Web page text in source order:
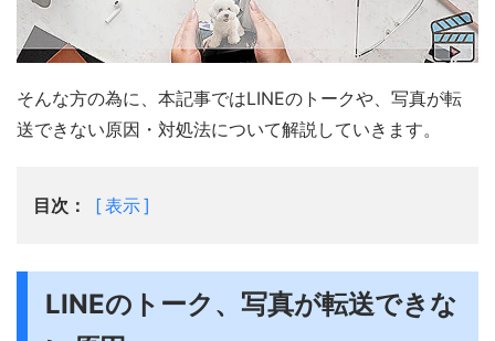
そんな方の為に、本記事ではLINEのトークや、写真が転
送できない原因・対処法について解説していきます。
目次： 表示
LINEのトーク、写真が転送できな